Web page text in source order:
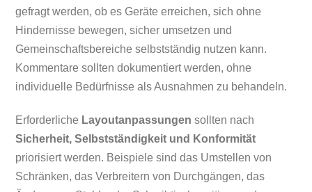
gefragt werden, ob es Geräte erreichen, sich ohne
Hindernisse bewegen, sicher umsetzen und
Gemeinschaftsbereiche selbstständig nutzen kann.
Kommentare sollten dokumentiert werden, ohne
individuelle Bedürfnisse als Ausnahmen zu behandeln.
Erforderliche Layoutanpassungen sollten nach
Sicherheit, Selbstständigkeit und Konformität
priorisiert werden. Beispiele sind das Umstellen von
Schränken, das Verbreitern von Durchgängen, das